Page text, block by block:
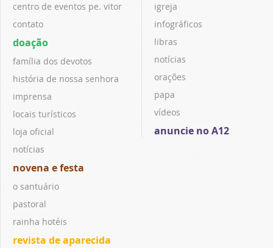
centro de eventos pe. vitor
contato
doação
família dos devotos
história de nossa senhora
imprensa
locais turísticos
loja oficial
notícias
novena e festa
o santuário
pastoral
rainha hotéis
revista de aparecida
igreja
infográficos
libras
notícias
orações
papa
vídeos
anuncie no A12